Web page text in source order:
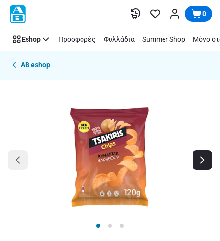
Παράλειψη 0
Eshop Προσφορές Φυλλάδια Summer Shop Μόνο
AB eshop